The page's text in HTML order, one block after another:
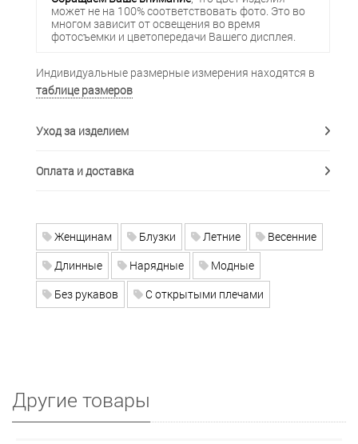
может не на 100% соответствовать фото. Это во
многом зависит от освещения во время
фотосъемки и цветопередачи Вашего дисплея.
Индивидуальные размерные измерения находятся в
таблице размеров
Уход за изделием
Оплата и доставка
Женщинам Блузки Летние
Весенние
Длинные
Нарядные
Модные
Без рукавов
С открытыми плечами
Другие товары